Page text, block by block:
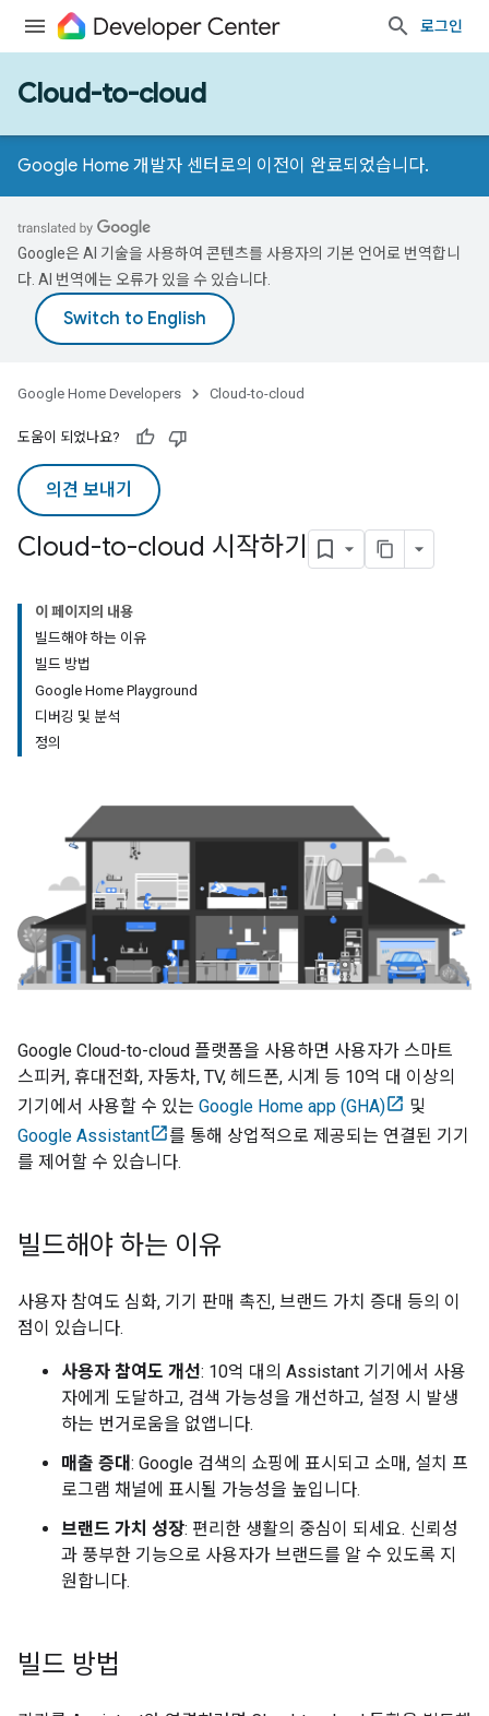
로그인
Cloud-to-cloud
Google Home 개발자 센터로의 이전이 완료되었습니다.
Google은 AI 기술을 사용하여 콘텐츠를 사용자의 기본 언어로 번역합니
다. AI 번역에는 오류가 있을 수 있습니다.
Google Home Developers Cloud-to-cloud
도움이 되었나요?
의견 보내기
Cloud-to-cloud 시작하기
이 페이지의 내용
빌드해야 하는 이유
빌드 방법
Google Home Playground
디버깅 및 분석
정의
Google Cloud-to-cloud 플랫폼을 사용하면 사용자가 스마트
스피커, 휴대전화, 자동차, TV, 헤드폰, 시계 등 10억 대 이상의
기기에서 사용할 수 있는 Google Home app (GHA)
및
Google Assistant
를 통해 상업적으로 제공되는 연결된 기기
를 제어할 수 있습니다.
빌드해야 하는 이유
사용자 참여도 심화, 기기 판매 촉진, 브랜드 가치 증대 등의 이
점이 있습니다.
사용자 참여도 개선: 10억 대의 Assistant 기기에서 사용
자에게 도달하고, 검색 가능성을 개선하고, 설정 시 발생
하는 번거로움을 없앱니다.
매출 증대: Google 검색의 쇼핑에 표시되고 소매, 설치 프
로그램 채널에 표시될 가능성을 높입니다.
브랜드 가치 성장: 편리한 생활의 중심이 되세요. 신뢰성
과 풍부한 기능으로 사용자가 브랜드를 알 수 있도록 지
원합니다.
빌드 방법